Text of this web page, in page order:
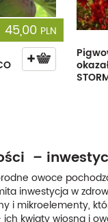
45,00 PLN
–
owoce
inwestycja w
i mikroelementy,
kwiaty wiosną i